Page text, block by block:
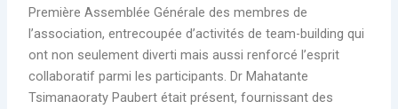
Première Assemblée Générale des membres de
l’association, entrecoupée d’activités de team-building qui
ont non seulement diverti mais aussi renforcé l’esprit
collaboratif parmi les participants. Dr Mahatante
Tsimanaoraty Paubert était présent, fournissant des